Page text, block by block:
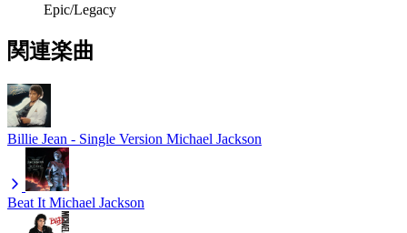
Epic/Legacy
関連楽曲
Billie Jean - Single Version Michael Jackson
Beat It Michael Jackson